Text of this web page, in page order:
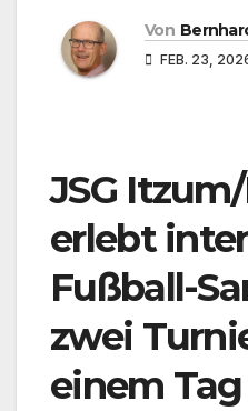
Von
FEB. 23,
JSG
erlebt
Fußball-
zwei
einem Tag